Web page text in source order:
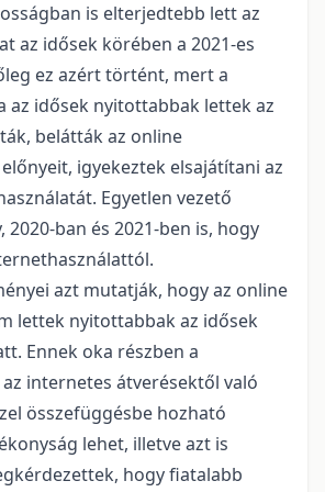
is elterjedtebb lett az
az idősek körében a 2021-es
ez azért történt, mert a
az idősek nyitottabbak lettek az
belátták az online
igyekeztek elsajátítani az
Egyetlen vezető
ban és 2021-ben is, hogy
azt mutatják, hogy az online
lettek nyitottabbak az idősek
Ennek oka részben a
internetes átverésektől való
összefüggésbe hozható
lehet, illetve azt is
hogy fiatalabb